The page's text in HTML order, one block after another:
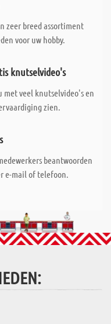
zeer breed assortiment
voor uw hobby.
knutselvideo's
met veel knutselvideo's en
zien.
beantwoorden
e-mail of telefoon.